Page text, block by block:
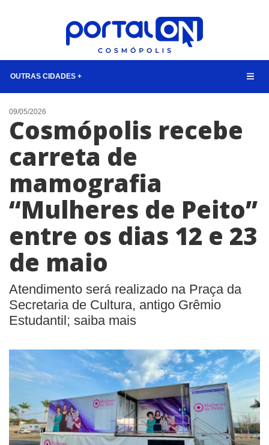
OUTRAS CIDADES +
NOTÍCIAS
LISTA DIGITAL
CONTATO
BUSCAR
09/05/2026
Cosmópolis recebe
carreta de
mamografia
“Mulheres de Peito”
entre os dias 12 e 23
de maio
Atendimento será realizado na Praça da
Secretaria de Cultura, antigo Grêmio
Estudantil; saiba mais